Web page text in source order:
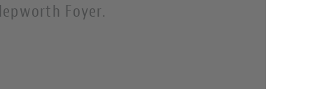
Foyer.